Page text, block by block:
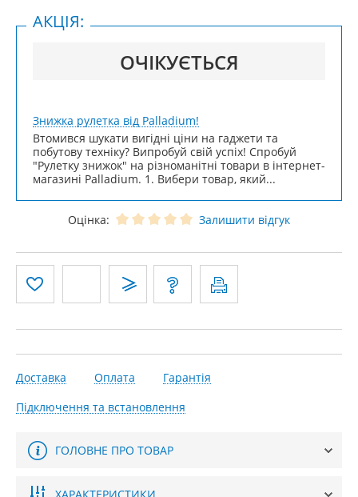
ОЧІКУЄТЬСЯ
АКЦІЯ:
Знижка рулетка від Palladium!
Втомився шукати вигідні ціни на гаджети та
побутову техніку? Випробуй свій успіх! Спробуй
"Рулетку знижок" на різноманітні товари в інтернет-
магазині Palladium. 1. Вибери товар, який...
Оцінка: Залишити відгук
Доставка Оплата
Гарантія
Підключення та встановлення
ГОЛОВНЕ ПРО ТОВАР